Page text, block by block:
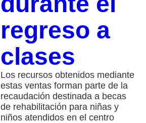
regreso a
clases
Los recursos obtenidos mediante
estas ventas forman parte de la
recaudación destinada a becas
de rehabilitación para niñas y
niños atendidos en el centro